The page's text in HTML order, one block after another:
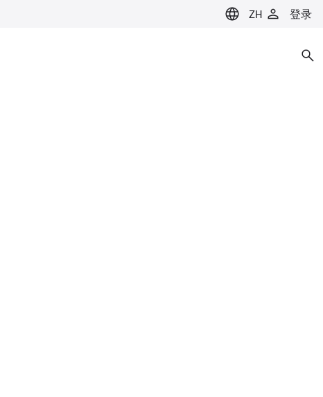
ZH 登录